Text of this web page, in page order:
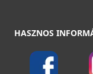
HASZNOS